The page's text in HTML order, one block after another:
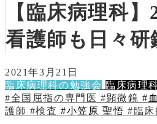
【臨床病理科
看護師も日々研
2021年3月21日
臨床病理科の勉強会 臨床病理
#全国屈指の専門医 #顕微鏡 #
護師 #検査 #小笠原 聖悟 #臨床